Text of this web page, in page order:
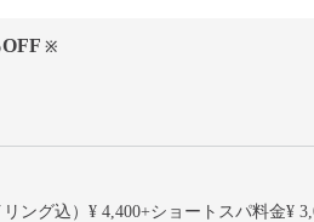
※
ング込）¥ 4,400+ショートスパ料金¥